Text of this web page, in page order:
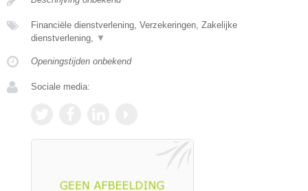
Financiële dienstverlening, Verzekeringen, Zakelijke
dienstverlening, ▼
Openingstijden onbekend
Sociale media: